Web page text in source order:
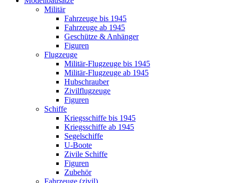
Militär
Fahrzeuge bis 1945
Fahrzeuge ab 1945
Geschütze & Anhänger
Figuren
Flugzeuge
Militär-Flugzeuge bis 1945
Militär-Flugzeuge ab 1945
Hubschrauber
Zivilflugzeuge
Figuren
Schiffe
Kriegsschiffe bis 1945
Kriegsschiffe ab 1945
Segelschiffe
U-Boote
Zivile Schiffe
Figuren
Zubehör
Fahrzeuge (zivil)